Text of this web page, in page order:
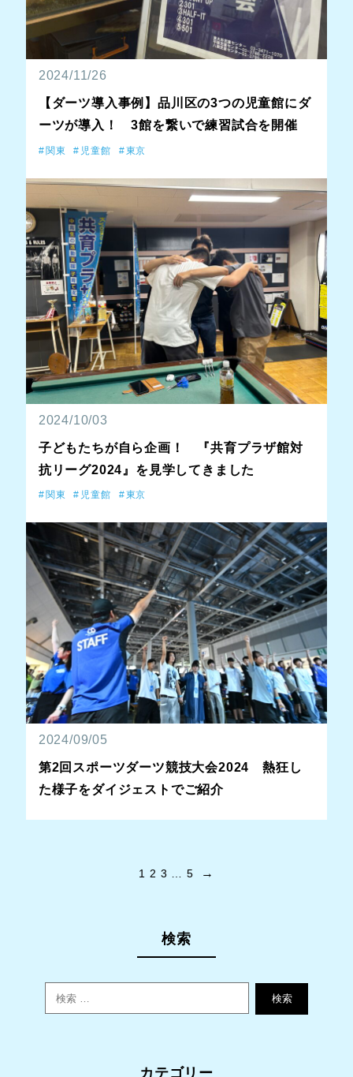
2024/11/26
【ダーツ導入事例】品川区の3つの児童館にダ
ーツが導入！ 3館を繋いで練習試合を開催
関東 児童館 東京
2024/10/03
子どもたちが自ら企画！ 『共育プラザ館対
抗リーグ2024』を見学してきました
関東 児童館 東京
2024/09/05
第2回スポーツダーツ競技大会2024 熱狂し
た様子をダイジェストでご紹介
1 2 3 5 →
検索
検索
カテゴリー